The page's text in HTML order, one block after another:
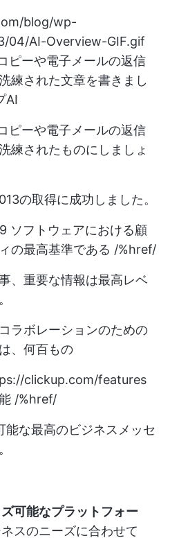
blog/wp-
04/AI-Overview-GIF.gif
ピーや電子メールの返信
練された文章を書きまし
AI
ピーや電子メールの返信
練されたものにしましょ
の取得に成功しました。
ソフトウェアにおける顧
の最高基準である /%href/
、重要な情報は最高レベ
ラボレーションのための
、何百もの
clickup.com/features
/%href/
な最高のビジネスメッセ
可能なプラットフォー
スのニーズに合わせて